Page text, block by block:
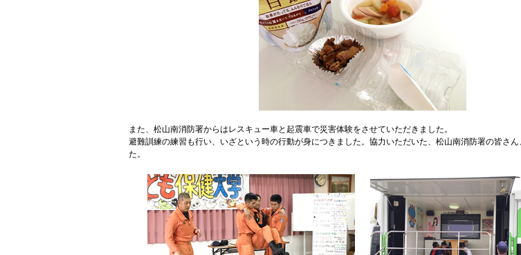
また、松山南消防署からはレスキュー車と起震車で災害体験をさせていただきました。
避難訓練の練習も行い、いざという時の行動が身につきました。協力いただいた、松山南消防署の皆さん
た。